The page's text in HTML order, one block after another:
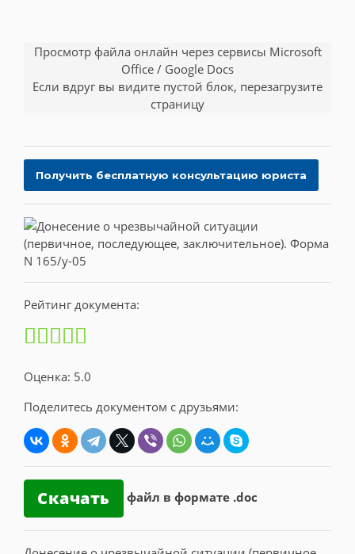
Просмотр файла онлайн через сервисы Microsoft
Office / Google Docs
Если вдруг вы видите пустой блок, перезагрузите
страницу
Рейтинг документа:
Оценка: 5.0
Поделитесь документом с друзьями:
Скачать файл в формате .doc